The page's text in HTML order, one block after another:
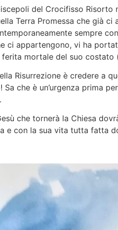
del Crocifisso Risorto
Terra Promessa che già ci
sempre
ci appartengono, vi ha
mortale del suo costato
Risurrezione è credere a
Sa che è un’urgenza prima
che tornerà la Chiesa
e con la sua vita tutta fatta